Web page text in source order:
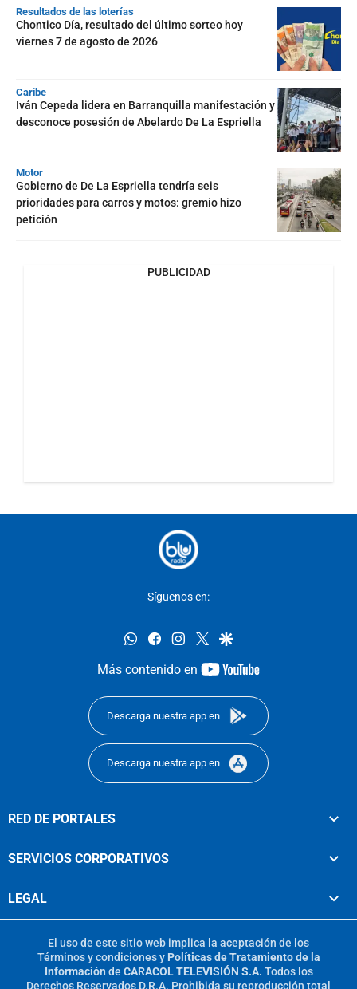
Resultados de las loterías
Chontico Día, resultado del último sorteo hoy
viernes 7 de agosto de 2026
Caribe
Iván Cepeda lidera en Barranquilla manifestación y
desconoce posesión de Abelardo De La Espriella
Motor
Gobierno de De La Espriella tendría seis
prioridades para carros y motos: gremio hizo
petición
PUBLICIDAD
Síguenos en:
whatsappfacebookinstagram
twittergoogle
Más contenido en
youtube-
Descarga nuestra app en
Descarga nuestra app en
RED DE PORTALES
SERVICIOS CORPORATIVOS
LEGAL
El uso de este sitio web implica la aceptación de los
Términos y condicionesy Políticas de Tratamiento de la
Información de CARACOL TELEVISIÓN S.A. Todos los
Derechos Reservados D.R.A. Prohibida su reproducción total